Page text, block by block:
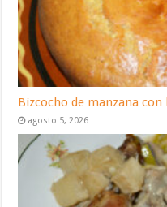
Bizcocho de manzana con
agosto 5, 2026